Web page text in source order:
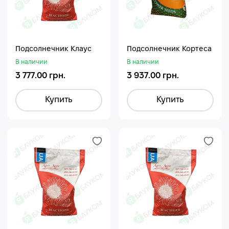
Подсолнечник Клаус
В наличии
3 777.00 грн.
Купить
Подсолнечник Кортеса
В наличии
3 937.00 грн.
Купить